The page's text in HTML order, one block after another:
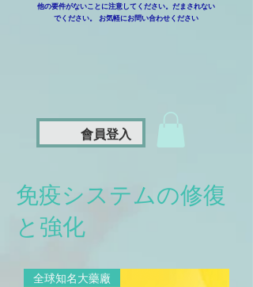
他の要件がないことに注意してください。だまされない
でください。
お気軽にお問い合わせください
會員登入
免疫システムの修復
と強化
全球知名大藥廠